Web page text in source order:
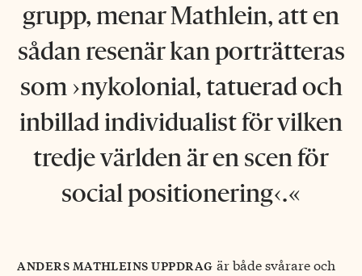
grupp, menar Mathlein, att en
sådan resenär kan porträtteras
som ›nykolonial, tatuerad och
inbillad individualist för vilken
tredje världen är en scen för
social positionering‹.
anders mathleins uppdrag är både svårare och